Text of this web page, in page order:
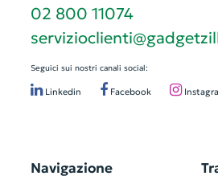
02 800 11074
Seguici sui nostri canali social:
Linkedin Facebook
Navigazione